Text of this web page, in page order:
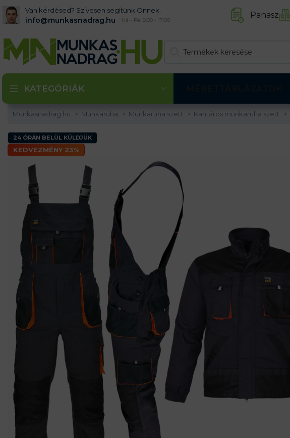
Van kérdésed? Szívesen segítünk Önnek.
info@munkasnadrag.hu Hé - Pé: 8:00 - 17:00 Panasz
KATEGÓRIÁK
Munkasnadrag.hu Munkaruha Munkaruha szett Kantáros munkaruha szett
24 ÓRÁN BELÜL KÜLDJÜK
KEDVEZMÉNY 23%